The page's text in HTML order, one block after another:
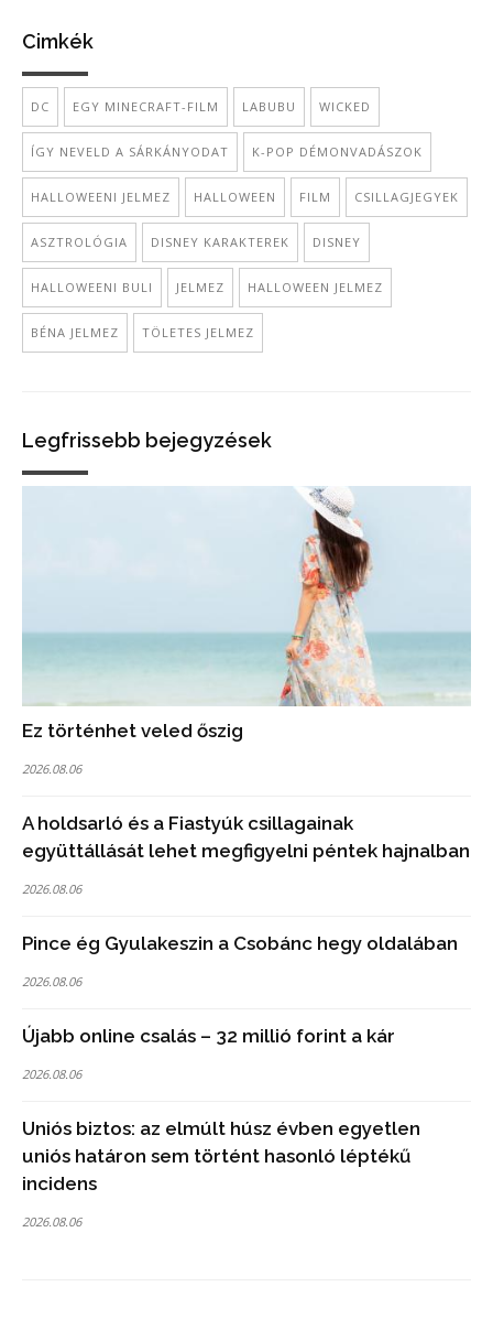
Cimkék
DC EGY MINECRAFT-FILM LABUBU WICKED
ÍGY NEVELD A SÁRKÁNYODAT K-POP DÉMONVADÁSZOK
HALLOWEENI JELMEZ HALLOWEEN FILM CSILLAGJEGYEK
ASZTROLÓGIA DISNEY KARAKTEREK DISNEY
HALLOWEENI BULI JELMEZ HALLOWEEN JELMEZ
BÉNA JELMEZ TÖLETES JELMEZ
Legfrissebb bejegyzések
Ez történhet veled őszig
2026.08.06
A holdsarló és a Fiastyúk csillagainak
együttállását lehet megfigyelni péntek hajnalban
2026.08.06
Pince ég Gyulakeszin a Csobánc hegy oldalában
2026.08.06
Újabb online csalás – 32 millió forint a kár
2026.08.06
Uniós biztos: az elmúlt húsz évben egyetlen
uniós határon sem történt hasonló léptékű
incidens
2026.08.06